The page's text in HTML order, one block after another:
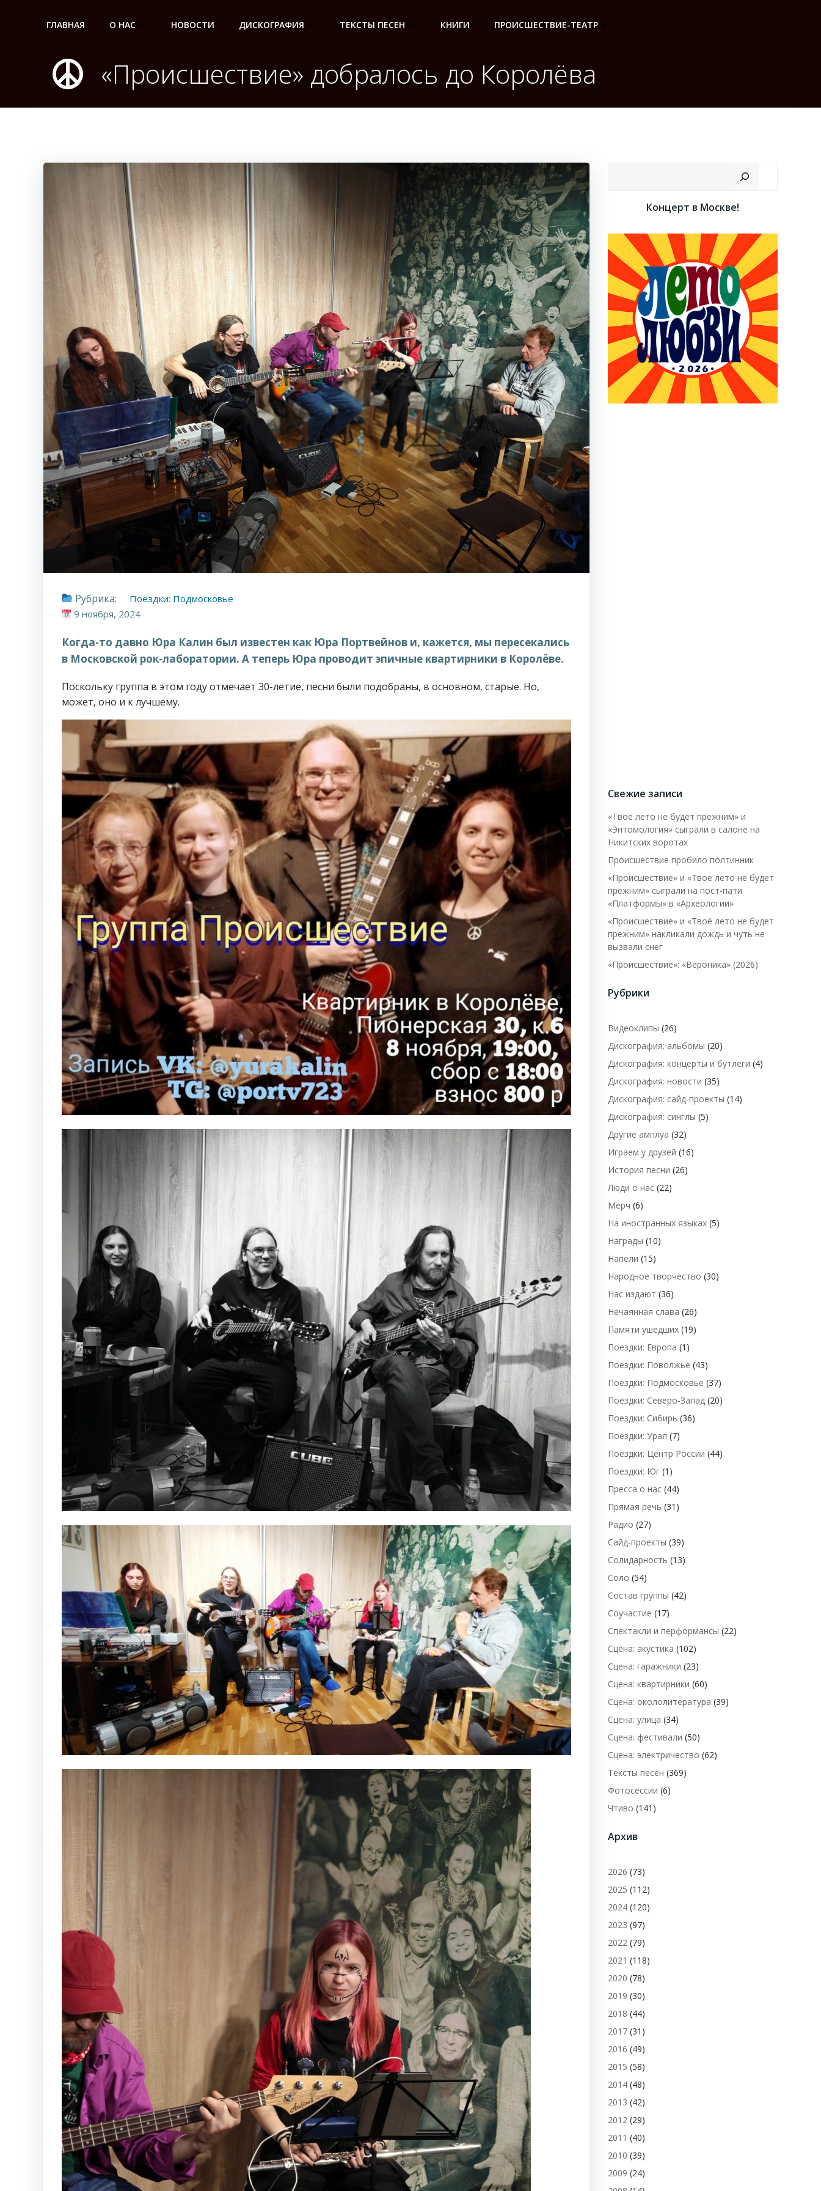
ГЛАВНАЯ О НАС НОВОСТИ ДИСКОГРАФИЯ ТЕКСТЫ ПЕСЕН КНИГИ ПРОИСШЕСТВИЕ-ТЕАТР
«Происшествие» добралось до Королёва
Рубрика:
Поездки: Подмосковье
9 ноября, 2024
Когда-то давно Юра Калин был известен как Юра Портвейнов и, кажется, мы пересекались
в Московской рок-лаборатории. А теперь Юра проводит эпичные квартирники в Королёве.
Поскольку группа в этом году отмечает 30-летие, песни были подобраны, в основном, старые. Но,
может, оно и к лучшему.
Концерт в Москве!
Свежие записи
«Твоё лето не будет прежним» и
«Энтомология» сыграли в салоне на
Никитских воротах
Происшествие пробило полтинник
«Происшествие» и «Твоё лето не будет
прежним» сыграли на пост-пати
«Платформы» в «Археологии»
«Происшествие» и «Твоё лето не будет
прежним» накликали дождь и чуть не
вызвали снег
«Происшествие»: «Вероника» (2026)
Рубрики
Видеоклипы (26)
Дискография: альбомы (20)
Дискография: концерты и бутлеги (4)
Дискография: новости (35)
Дискография: сайд-проекты (14)
Дискография: синглы (5)
Другие амплуа (32)
Играем у друзей (16)
История песни (26)
Люди о нас (22)
Мерч (6)
На иностранных языках (5)
Награды (10)
Напели (15)
Народное творчество (30)
Нас издают (36)
Нечаянная слава (26)
Памяти ушедших (19)
Поездки: Европа (1)
Поездки: Поволжье (43)
Поездки: Подмосковье (37)
Поездки: Северо-Запад (20)
Поездки: Сибирь (36)
Поездки: Урал (7)
Поездки: Центр России (44)
Поездки: Юг (1)
Пресса о нас (44)
Прямая речь (31)
Радио (27)
Сайд-проекты (39)
Солидарность (13)
Соло (54)
Состав группы (42)
Соучастие (17)
Спектакли и перформансы (22)
Сцена: акустика (102)
Сцена: гаражники (23)
Сцена: квартирники (60)
Сцена: окололитература (39)
Сцена: улица (34)
Сцена: фестивали (50)
Сцена: электричество (62)
Тексты песен (369)
Фотосессии (6)
Чтиво (141)
Архив
2026 (73)
2025 (112)
2024 (120)
2023 (97)
2022 (79)
2021 (118)
2020 (78)
2019 (30)
2018 (44)
2017 (31)
2016 (49)
2015 (58)
2014 (48)
2013 (42)
2012 (29)
2011 (40)
2010 (39)
2009 (24)